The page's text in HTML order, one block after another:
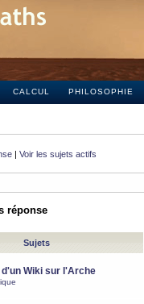
CALCUL PHILOSOPHIE
| Voir les sujets actifs
réponse
Sujets
Wiki sur l'Arche